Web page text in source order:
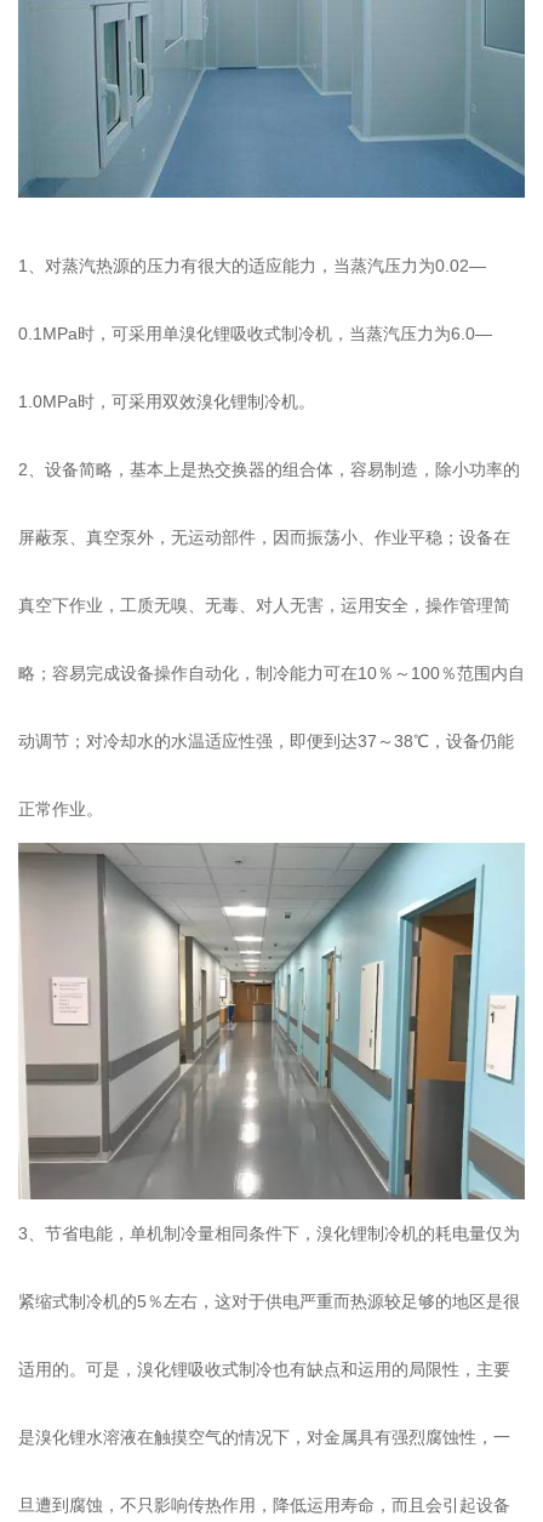
1、对蒸汽热源的压力有很大的适应能力，当蒸汽压力为0.02—
0.1MPa时，可采用单溴化锂吸收式制冷机，当蒸汽压力为6.0—
1.0MPa时，可采用双效溴化锂制冷机。
2、设备简略，基本上是热交换器的组合体，容易制造，除小功率的
屏蔽泵、真空泵外，无运动部件，因而振荡小、作业平稳；设备在
真空下作业，工质无嗅、无毒、对人无害，运用安全，操作管理简
略；容易完成设备操作自动化，制冷能力可在10％～100％范围内自
动调节；对冷却水的水温适应性强，即便到达37～38℃，设备仍能
正常作业。
3、节省电能，单机制冷量相同条件下，溴化锂制冷机的耗电量仅为
紧缩式制冷机的5％左右，这对于供电严重而热源较足够的地区是很
适用的。可是，溴化锂吸收式制冷也有缺点和运用的局限性，主要
是溴化锂水溶液在触摸空气的情况下，对金属具有强烈腐蚀性，一
旦遭到腐蚀，不只影响传热作用，降低运用寿命，而且会引起设备